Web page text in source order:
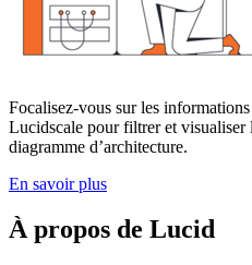
Focalisez-vous sur les
Lucidscale pour filtrer et visualiser
diagramme d’architecture.
En savoir plus
À propos de Lucid